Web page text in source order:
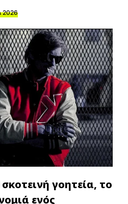
2026
γοητεία, το
ενός